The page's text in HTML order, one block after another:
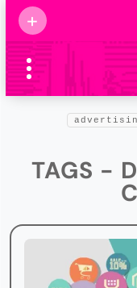
+
Supermamás
2025
Marcas de
confianza
Foro salud
TAGS -